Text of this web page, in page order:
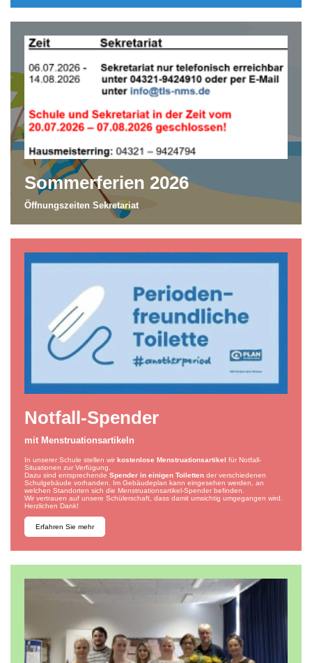
Sommerferien 2026
Öffnungszeiten Sekretariat
Notfall-Spender
mit Menstruationsartikeln
In unserer Schule stellen wir kostenlose Menstruationsartikel für Notfall-
Situationen zur Verfügung.
Dazu sind entsprechende Spender in einigen Toiletten der verschiedenen
Schulgebäude vorhanden. Im Gebäudeplan kann eingesehen werden, an
welchen Standorten sich die Menstruationsartikel-Spender befinden.
Wir vertrauen auf unsere Schülerschaft, dass damit umsichtig umgegangen wird.
Herzlichen Dank!
Erfahren Sie mehr